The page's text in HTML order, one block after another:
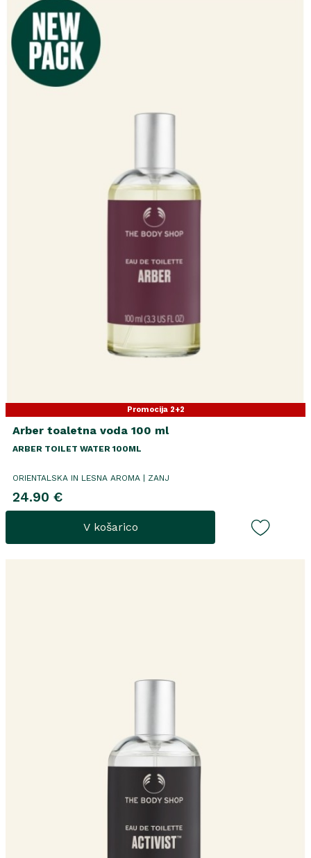
Promocija 2+2
Arber toaletna voda 100 ml
ARBER TOILET WATER 100ML
ORIENTALSKA IN LESNA AROMA | ZANJ
24.90 €
V košarico